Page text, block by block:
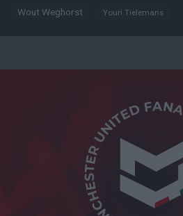
Wout Weghorst Youri Tielemans